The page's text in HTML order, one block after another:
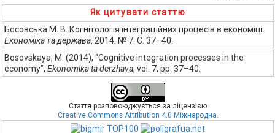
Як цитувати статтю
Босовська М. В. Когнітологія інтеграційних процесів в економіці.
Економіка та держава . 2014. № 7. С. 37–40.
Bosovskaya, M. (2014), “Cognitive integration processes in the
economy”, Ekonomika ta derzhava, vol. 7, pp. 37–40.
Стаття розповсюджується за ліцензією
Creative Commons Attribution 4.0 Міжнародна